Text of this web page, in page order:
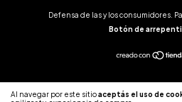
Al navegar por este sitioaceptás el uso de
Defensa de las y los consumidores.
Botón de